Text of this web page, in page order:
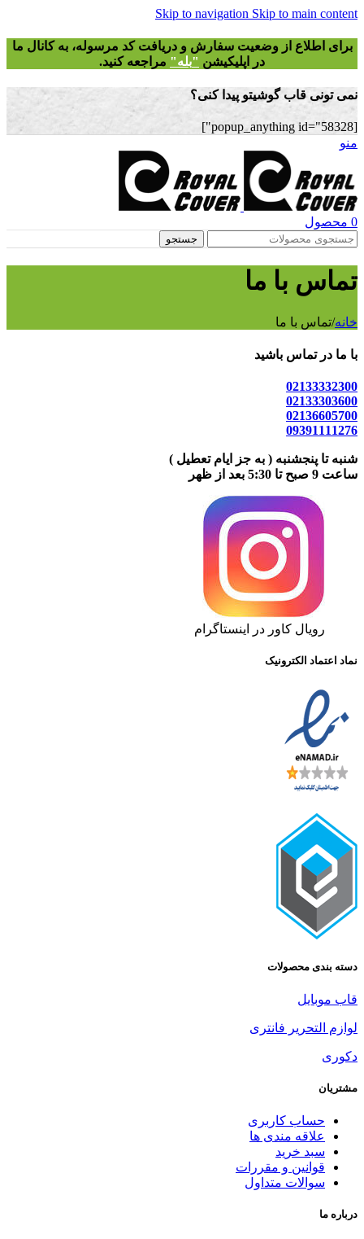
Skip to navigation Skip to main content
برای اطلاع از وضعیت سفارش و دریافتکد مرسوله، به کانال ما
در اپلیکیشن "بله" مراجعه کنید.
نمی تونی قاب گوشیتو پیدا کنی؟
[popup_anything id="58328"]
منو
0 محصول
جستجو
تماس با ما
خانه/تماس با ما
با ما در تماس باشید
02133332300
02133303600
02136605700
09391111276
شنبه تا پنجشنبه ( به جز ایام تعطیل )
ساعت 9 صبح تا 5:30 بعد از ظهر
رویال کاور در اینستاگرام
نماد اعتماد الکترونیک
دسته بندی محصولات
قاب موبایل
لوازم التحریر فانتری
دکوری
مشتریان
حساب کاربری
علاقه مندی ها
سبد خرید
قوانین و مقررات
سوالات متداول
درباره ما